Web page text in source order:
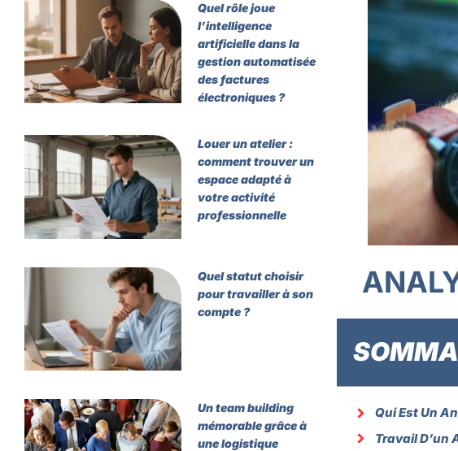
Quel rôle joue
l’intelligence
artificielle dans la
gestion automatisée
des factures
électroniques ?
Louer un atelier :
comment trouver un
espace adapté à
votre activité
professionnelle
Quel statut choisir
pour travailler à son
compte ?
Un team building
mémorable grâce à
une logistique
Qui Est Un
Travail D’un